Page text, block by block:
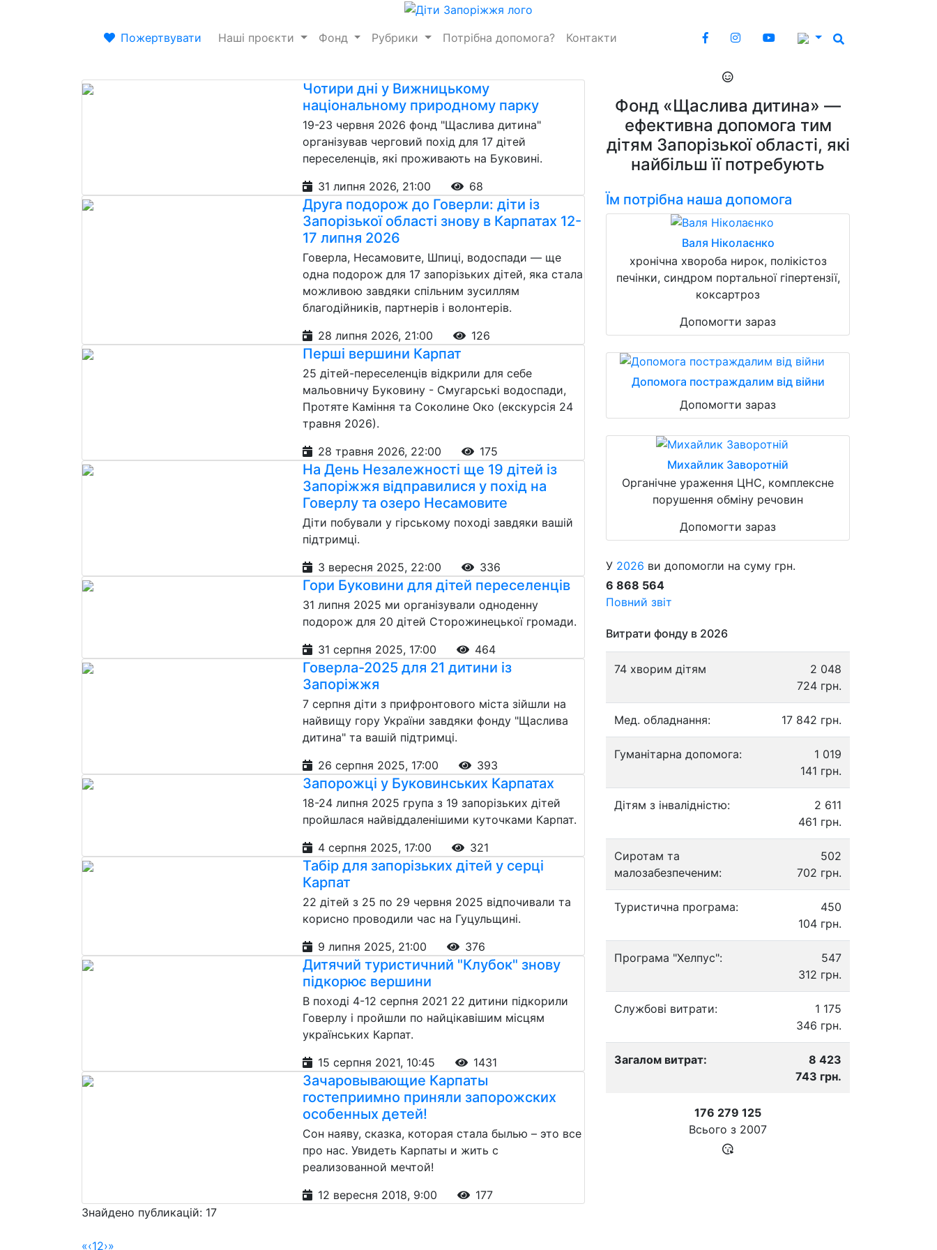
Пожертвувати Наші проєкти Фонд Рубрики Потрібна допомога? Контакти
Чотири дні у Вижницькому
національному природному парку
19-23 червня 2026 фонд "Щаслива дитина"
організував черговий похід для 17 дітей
переселенців, які проживають на Буковині.
31 липня 2026, 21:00
68
Друга подорож до Говерли: діти із
Запорізької області знову в Карпатах 12-
17 липня 2026
Говерла, Несамовите, Шпиці, водоспади — ще
одна подорож для 17 запорізьких дітей, яка стала
можливою завдяки спільним зусиллям
благодійників, партнерів і волонтерів.
28 липня 2026, 21:00
126
Перші вершини Карпат
25 дітей-переселенців відкрили для себе
мальовничу Буковину - Смугарські водоспади,
Протяте Каміння та Соколине Око (екскурсія 24
травня 2026).
28 травня 2026, 22:00
175
На День Незалежності ще 19 дітей із
Запоріжжя відправилися у похід на
Говерлу та озеро Несамовите
Діти побували у гірському поході завдяки вашій
підтримці.
3 вересня 2025, 22:00
336
Гори Буковини для дітей переселенців
31 липня 2025 ми організували одноденну
подорож для 20 дітей Сторожинецької громади.
31 серпня 2025, 17:00
464
Говерла-2025 для 21 дитини із
Запоріжжя
7 серпня діти з прифронтового міста зійшли на
найвищу гору України завдяки фонду "Щаслива
дитина" та вашій підтримці.
26 серпня 2025, 17:00
393
Запорожці у Буковинських Карпатах
18-24 липня 2025 група з 19 запорізьких дітей
пройшлася найвіддаленішими куточками Карпат.
4 серпня 2025, 17:00
321
Табір для запорізьких дітей у серці
Карпат
22 дітей з 25 по 29 червня 2025 відпочивали та
корисно проводили час на Гуцульщині.
9 липня 2025, 21:00
376
Дитячий туристичний "Клубок" знову
підкорює вершини
В поході 4-12 серпня 2021 22 дитини підкорили
Говерлу і пройшли по найцікавішим місцям
українських Карпат.
15 серпня 2021, 10:45
1431
Зачаровывающие Карпаты
гостеприимно приняли запорожских
особенных детей!
Сон наяву, сказка, которая стала былью – это все
про нас. Увидеть Карпаты и жить с
реализованной мечтой!
12 вересня 2018, 9:00
177
Знайдено публикацій: 17
«‹12›»
Фонд «Щаслива дитина» —
ефективна допомога тим
дітям Запорізької області, які
найбільш її потребують
Їм потрібна наша допомога
Валя Ніколаєнко
хронічна хвороба нирок, полікістоз
печінки, синдром портальної гіпертензії,
коксартроз
Допомогти зараз
Допомога постраждалим від війни
Допомогти зараз
Михайлик Заворотній
Органічне ураження ЦНС, комплексне
порушення обміну речовин
Допомогти зараз
У 2026 ви допомогли на суму грн.
6 868 564
Повний звіт
Витрати фонду в 2026
74 хворим дітям
2 048
724 грн.
Мед. обладнання: 17 842 грн.
Гуманітарна допомога:
1 019
141 грн.
Дітям з інвалідністю:
2 611
461 грн.
Сиротам та
малозабезпеченим:
502
702 грн.
Туристична програма:
450
104 грн.
Програма "Хелпус":
547
312 грн.
Службові витрати:
1 175
346 грн.
Загалом витрат:
8 423
743 грн.
176 279 125
Всього з 2007